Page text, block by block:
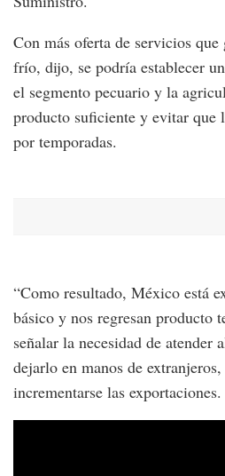
Con más oferta de servicios que
frío, dijo, se podría establecer
el segmento pecuario y la
producto suficiente y evitar que
por temporadas.
“Como resultado, México está
básico y nos regresan producto
señalar la necesidad de atender
dejarlo en manos de
incrementarse las exportaciones.